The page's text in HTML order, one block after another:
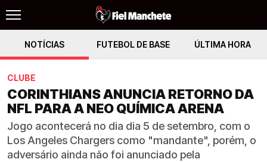
NOTÍCIAS FUTEBOL DE BASE ÚLTIMA HORA
CLUBE
CORINTHIANS ANUNCIA RETORNO DA
NFL PARA A NEO QUÍMICA ARENA
Jogo acontecerá no dia dia 5 de setembro, com o
Los Angeles Chargers como "mandante", porém, o
adversário ainda não foi anunciado pela